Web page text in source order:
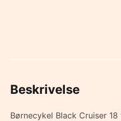
Beskrivelse
Børnecykel Black Cruiser